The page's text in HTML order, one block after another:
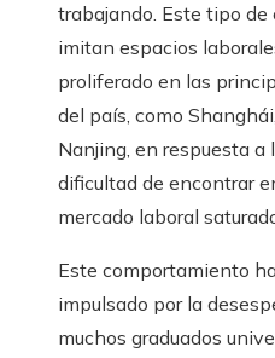
trabajando. Este tipo de
imitan espacios
proliferado en las
del país, como
Nanjing, en respuesta a
dificultad de encontrar
mercado laboral
Este comportamiento
impulsado por la
muchos graduados